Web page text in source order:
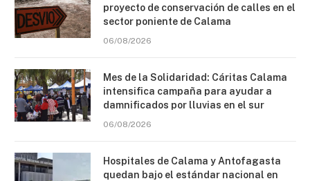
proyecto de conservación de calles en el
sector poniente de Calama
06/08/2026
Mes de la Solidaridad: Cáritas Calama
intensifica campaña para ayudar a
damnificados por lluvias en el sur
06/08/2026
Hospitales de Calama y Antofagasta
quedan bajo el estándar nacional en